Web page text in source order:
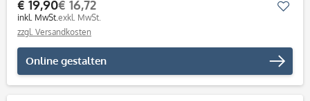
€ 19,90
inkl. MwSt.
€ 16,72
exkl. MwSt.
zzgl. Versandkosten
Online gestalten